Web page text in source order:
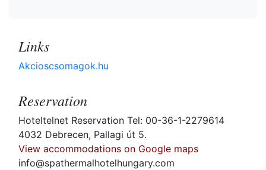
Links
Akcioscsomagok.hu
Reservation
Hoteltelnet Reservation Tel: 00-36-1-2279614
4032 Debrecen, Pallagi út 5.
View accommodations on Google maps
info@spathermalhotelhungary.com